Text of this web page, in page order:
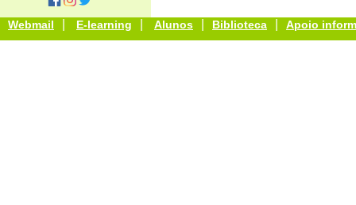
Webmail E-learning Alunos Biblioteca Apoio